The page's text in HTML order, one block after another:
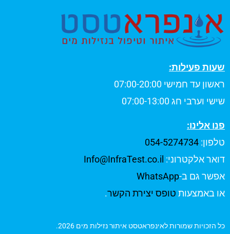
שעות פעילות:
ראשון עד חמישי 07:00-20:00
שישי וערבי חג 07:00-13:00
פנו אלינו:
טלפון: 054-5274734
דואר אלקטרוני: Info@InfraTest.co.il
אפשר גם ב-WhatsApp
או באמצעות טופס יצירת הקשר.
כל הזכויות שמורות לאינפראטסט איתור נזילות מים 2026.